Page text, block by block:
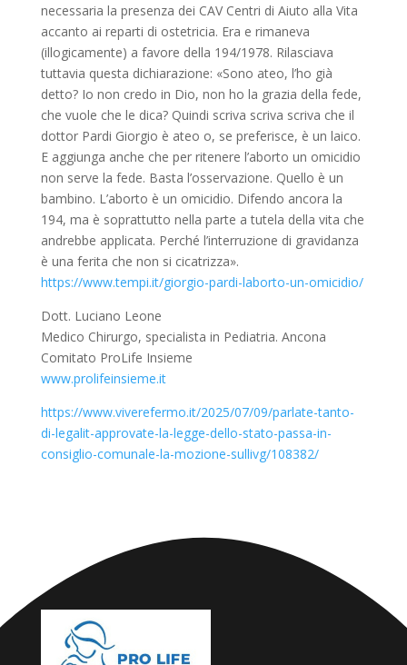
necessaria la presenza dei CAV Centri di Aiuto alla Vita
accanto ai reparti di ostetricia. Era e rimaneva
(illogicamente) a favore della 194/1978. Rilasciava
tuttavia questa dichiarazione: «Sono ateo, l’ho già
detto? Io non credo in Dio, non ho la grazia della fede,
che vuole che le dica? Quindi scriva scriva scriva che il
dottor Pardi Giorgio è ateo o, se preferisce, è un laico.
E aggiunga anche che per ritenere l’aborto un omicidio
non serve la fede. Basta l’osservazione. Quello è un
bambino. L’aborto è un omicidio. Difendo ancora la
194, ma è soprattutto nella parte a tutela della vita che
andrebbe applicata. Perché l’interruzione di gravidanza
è una ferita che non si cicatrizza».
https://www.tempi.it/giorgio-pardi-laborto-un-omicidio/
Dott. Luciano Leone
Medico Chirurgo, specialista in Pediatria. Ancona
Comitato ProLife Insieme
www.prolifeinsieme.it
https://www.viverefermo.it/2025/07/09/parlate-tanto-
di-legalit-approvate-la-legge-dello-stato-passa-in-
consiglio-comunale-la-mozione-sullivg/108382/